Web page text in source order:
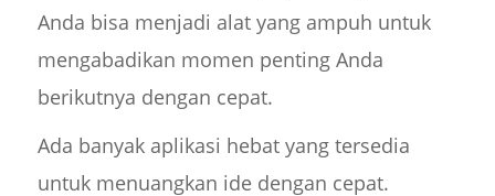
Anda bisa menjadi alat yang ampuh untuk
mengabadikan momen penting Anda
berikutnya dengan cepat.
Ada banyak aplikasi hebat yang tersedia
untuk menuangkan ide dengan cepat.